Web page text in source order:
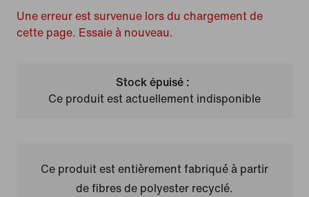
Une erreur est survenue lors du chargement de
cette page. Essaie à nouveau.
Stock épuisé :
Ce produit est actuellement indisponible
Ce produit est entièrement fabriqué à partir
de fibres de polyester recyclé.